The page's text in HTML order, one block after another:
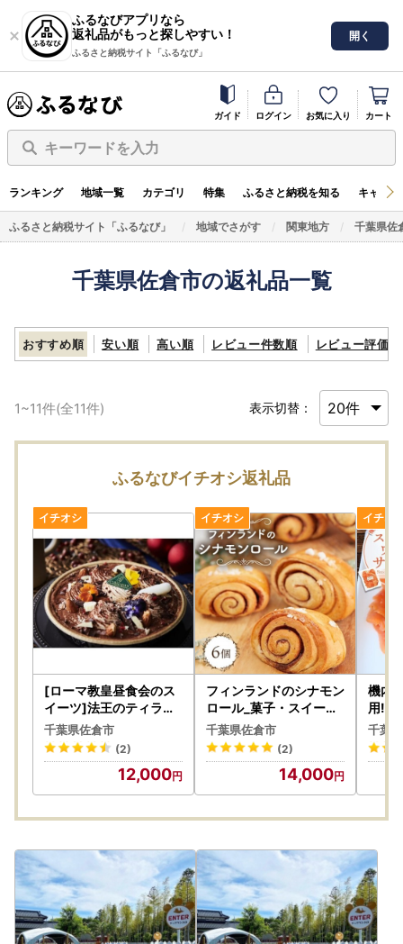
ふるなびアプリなら
返礼品がもっと探しやすい！
ふるさと納税サイト「ふるなび」
開く
ガイド ログイン お気に入り カート
キーワードを入力
ランキング 地域一覧 カテゴリ 特集 ふるさと納税を知る キャン
ふるさと納税サイト「ふるなび」 地域でさがす 関東地方 千葉県佐
千葉県佐倉市の返礼品一覧
おすすめ順 安い順 高い順 レビュー件数順 レビュー評価順
1~11件(全11件) 表示切替：
ふるなびイチオシ返礼品
[ローマ教皇昼食会のス
イーツ]法王のティラミ
ス_ティラミス スイーツ
高級 デザートおいしい_
【配送不可地域：離島】
【1296549】
千葉県佐倉市
(2)
12,000
フィンランドのシナモン
ロール_菓子・スイーツ
焼き菓子 _【配送不可地
域：離島】【1464358
】
千葉県佐倉市
(2)
14,000
機内
用!ス
モン
ーク
ルメ
19】
千葉